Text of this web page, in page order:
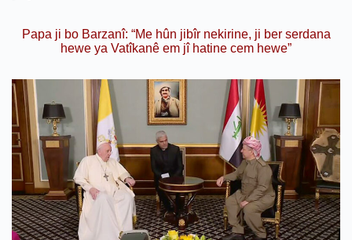
Papa ji bo Barzanî: “Me hûn jibîr nekirine, ji ber serdana
hewe ya Vatîkanê em jî hatine cem hewe”